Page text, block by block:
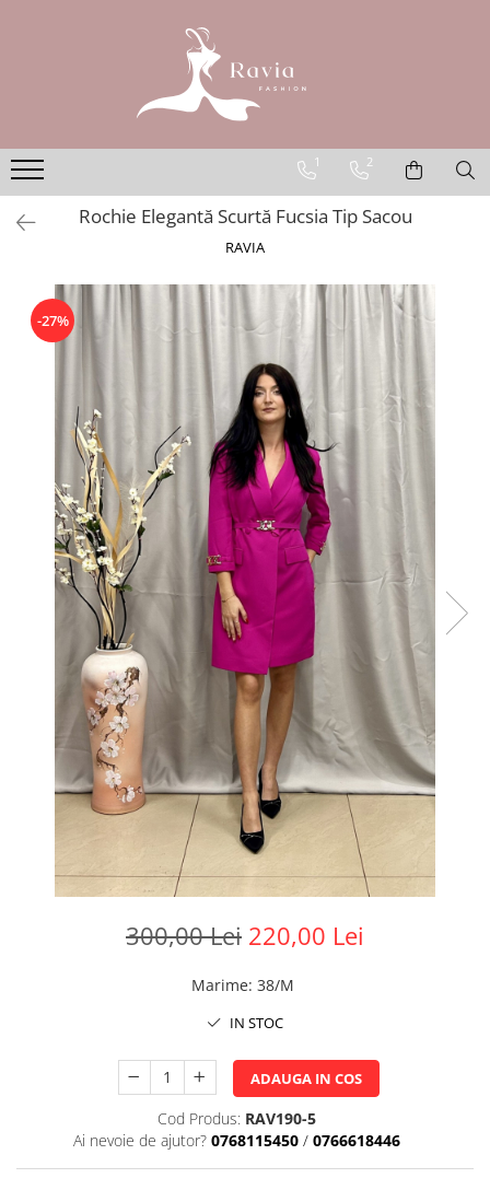
Rochii elegante lungi
Rochii elegante midi
Rochii elegante scurte
Rochii casual
Rochii de nuntă
Rochii de botez
Rochii elegante cu pene
Rochii mărimi mari
1 2
Rochie Elegantă Scurtă Fucsia Tip Sacou
RAVIA
-27%
300,00 Lei 220,00 Lei
Marime: 38/M
IN STOC
ADAUGA IN COS
Cod Produs: RAV190-5
Ai nevoie de ajutor? 0768115450 / 0766618446